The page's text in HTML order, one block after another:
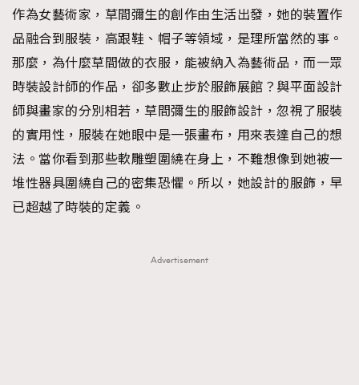
作為女藝術家，草間彌生的創作由生活出發，她的裝置作
品融合到服裝，高跟鞋、帽子等領域，是理所當然的事。
那麼，為什麼草間做的衣服，能被納入為藝術品，而一眾
時裝設計師的作品，卻多數止步於服飾展館？與平面設計
師與畫家的分別相若，草間彌生的服飾設計，忽視了服裝
的實用性，服裝在她眼中是一張畫布，用來表達自己的想
法。當你看到那些軟雕塑圍繞在身上，不難想像到她被一
堆性器具圍繞自己的密集恐懼。所以，她設計的服飾，早
已超越了時裝的定義。
Advertisement